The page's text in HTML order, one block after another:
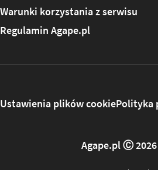
Warunki korzystania z serwisu
Regulamin Agape.pl
Ustawienia plików cookiePolityka
Agape.pl Ⓒ 2026